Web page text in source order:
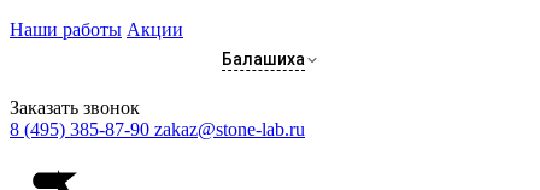
Наши работы Акции
Балашиха
Заказать звонок
8 (495) 385-87-90 zakaz@stone-lab.ru